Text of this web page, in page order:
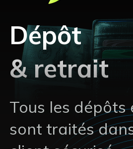
Dépôt
&retrait
Tous les
sont traités